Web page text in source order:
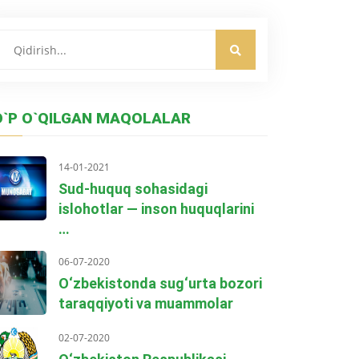
O`QILGAN MAQOLALAR
14-01-2021
Sud-huquq sohasidagi
islohotlar — inson huquqlarini
…
06-07-2020
O‘zbekistonda sug‘urta bozori
taraqqiyoti va muammolar
02-07-2020